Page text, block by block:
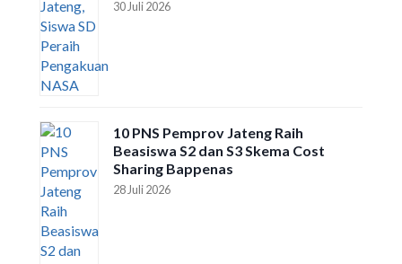
30 Juli 2026
10 PNS Pemprov Jateng Raih
Beasiswa S2 dan S3 Skema Cost
Sharing Bappenas
28 Juli 2026